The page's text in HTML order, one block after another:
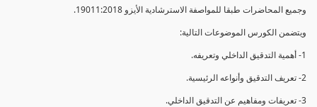
وجميع المحاضرات طبقا للمواصفة الاسترشادية الأيزو 19011:2018.
ويتضمن الكورس الموضوعات التالية:
1- أهمية التدقيق الداخلي وتعريفه.
2- تعريف التدقيق وأنواعه الرئيسية.
3- تعريفات ومفاهيم عن التدقيق الداخلي.